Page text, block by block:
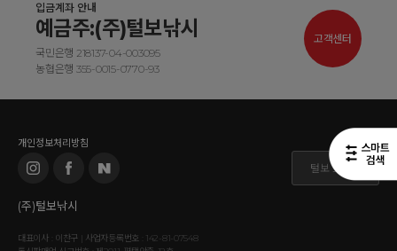
입금계좌 안내
예금주:(주)털보낚시
국민은행 218137-04-003095
농협은행 355-0015-0770-93
고객센터
개인정보처리방침
털보 도매몰
(주)털보낚시
대표이사 : 이찬구 | 사업자등록번호 : 142-81-07548